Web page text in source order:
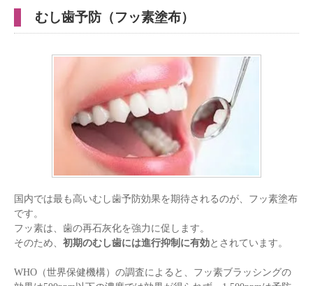
むし歯予防（フッ素塗布）
国内では最も高いむし歯予防効果を期待されるのが、フッ素塗布
です。
フッ素は、歯の再石灰化を強力に促します。
そのため、 初期のむし歯には進行抑制に有効とされています。
WHO（世界保健機構）の調査によると、フッ素ブラッシングの